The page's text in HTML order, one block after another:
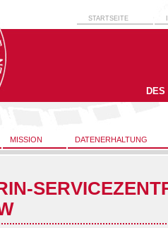
STARTSEITE
MISSION DATENERHALTUNG